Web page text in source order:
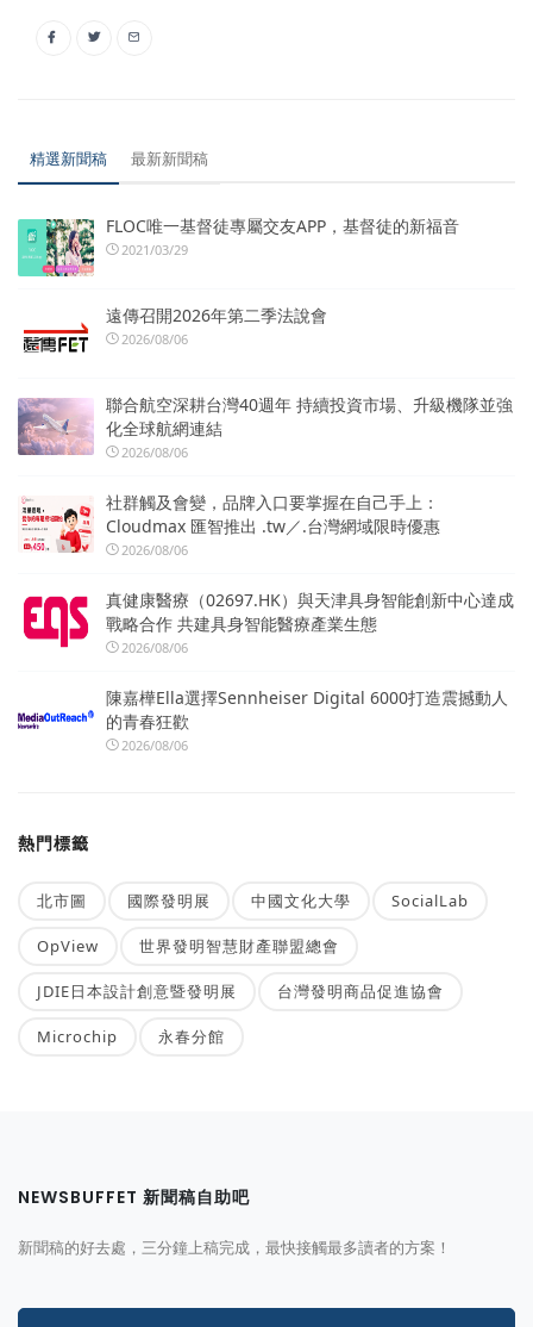
精選新聞稿 最新新聞稿
FLOC唯一基督徒專屬交友APP，基督徒的新福音
2021/03/29
遠傳召開2026年第二季法說會
2026/08/06
聯合航空深耕台灣40週年 持續投資市場、升級機隊並強
化全球航網連結
2026/08/06
社群觸及會變，品牌入口要掌握在自己手上：
Cloudmax 匯智推出 .tw／.台灣網域限時優惠
2026/08/06
真健康醫療（02697.HK）與天津具身智能創新中心達成
戰略合作 共建具身智能醫療產業生態
2026/08/06
陳嘉樺Ella選擇Sennheiser Digital 6000打造震撼動人
的青春狂歡
2026/08/06
熱門標籤
北市圖 國際發明展 中國文化大學 SocialLab
OpView 世界發明智慧財產聯盟總會
JDIE日本設計創意暨發明展 台灣發明商品促進協會
Microchip 永春分館
NEWSBUFFET 新聞稿自助吧
新聞稿的好去處，三分鐘上稿完成，最快接觸最多讀者的方案！